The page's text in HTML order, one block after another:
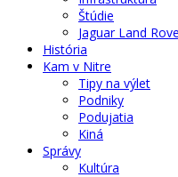
Štúdie
Jaguar Land
História
Kam v Nitre
Tipy na výlet
Podniky
Podujatia
Kiná
Správy
Kultúra